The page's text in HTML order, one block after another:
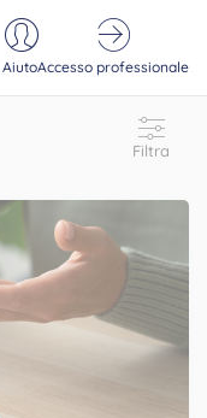
AiutoAccesso professionale
Filtra